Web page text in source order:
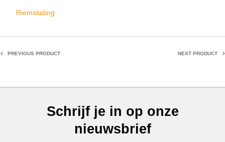
Riemsluiting
PREVIOUS PRODUCT NEXT PRODUCT
Schrijf je in op onze
nieuwsbrief